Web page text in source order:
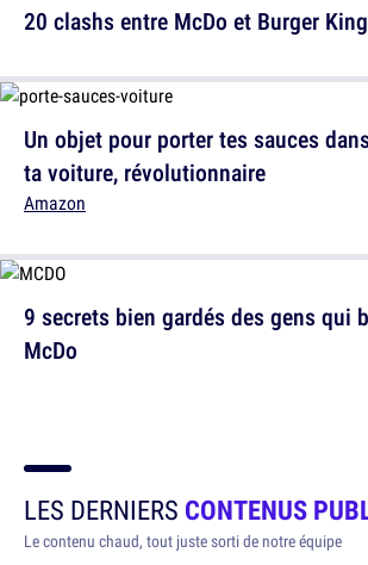
Un objet pour porter tes sauces dans
ta voiture, révolutionnaire
Amazon
20 clashs entre McDo et Burger King
9 secrets bien gardés des gens qui
McDo
LES DERNIERS CONTENUS
Le contenu chaud, tout juste sorti de notre équipe